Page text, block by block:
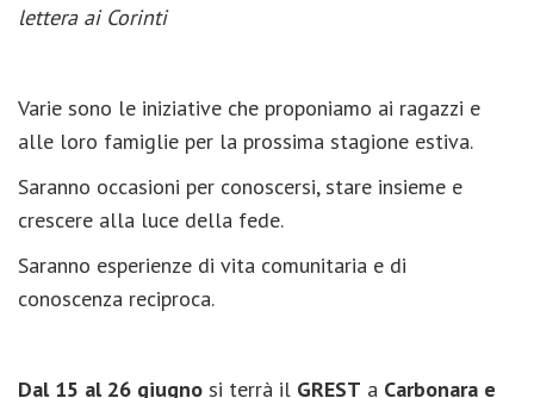
lettera ai Corinti
Varie sono le iniziative che proponiamo ai ragazzi e
alle loro famiglie per la prossima stagione estiva.
Saranno occasioni per conoscersi, stare insieme e
crescere alla luce della fede.
Saranno esperienze di vita comunitaria e di
conoscenza reciproca.
Dal 15 al 26 giugno si terrà il GREST a Carbonara e